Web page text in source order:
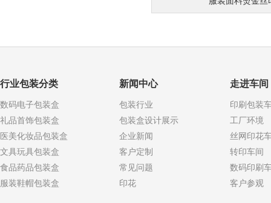
行业包装分类
数码电子包装盒
礼品首饰包装盒
医美化妆品包装盒
文具玩具包装盒
食品药品包装盒
服装鞋帽包装盒
新闻中心
包装行业
包装盒设计展示
企业新闻
客户定制
常见问题
印花
走进车间
印刷包装
工厂环境
丝网印花
转印车间
数码印刷
客户参观